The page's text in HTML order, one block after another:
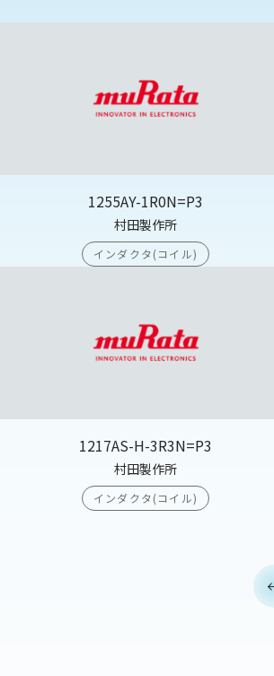
1255AY-1R0N=P3
村田製作所
インダクタ(コイル)
1217AS-H-3R3N=P3
村田製作所
インダクタ(コイル)